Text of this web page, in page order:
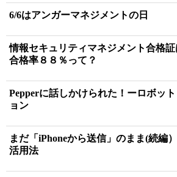
6/6はアンガーマネジメントの日
情報セキュリティマネジメント合格証
合格率８８％って？
Pepperに話しかけられた！ーロボッ
ョン
まだ「iPhoneから送信」のまま(続編
活用法